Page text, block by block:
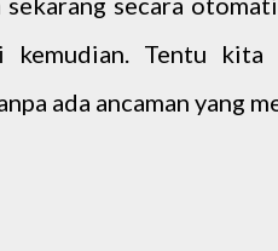
kemudian. Tentu
ada ancaman yang